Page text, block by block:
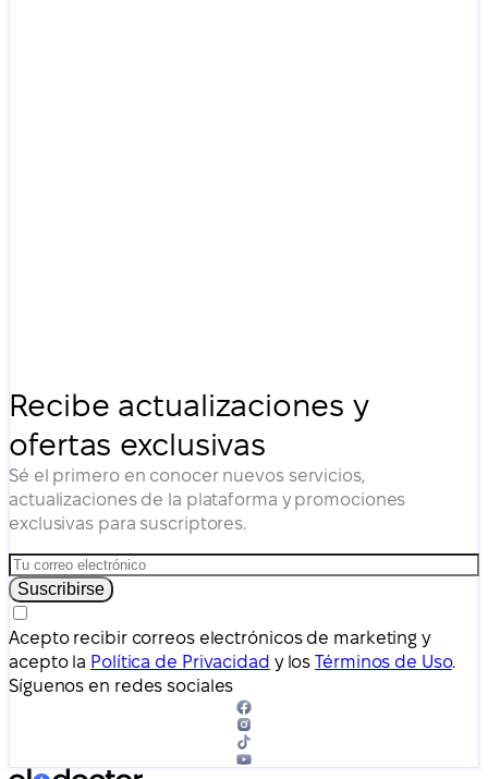
Recibe actualizaciones y
ofertas exclusivas
Sé el primero en conocer nuevos servicios,
actualizaciones de la plataforma y promociones
exclusivas para suscriptores.
Suscribirse
Acepto recibir correos electrónicos de marketing y
acepto la Política de Privacidad y losTérminos de Uso.
Síguenos en redes sociales